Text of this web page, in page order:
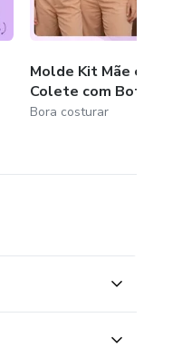
Molde Kit Mãe e Filha -
Colete com Botões
Bora costurar